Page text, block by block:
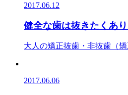
2017.06.12
健全な歯は抜きたくあ
大人の矯正抜歯・非抜歯（矯
2017.06.06